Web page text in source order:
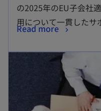
の2025年のEU子会社
用について一貫したサ
Read more